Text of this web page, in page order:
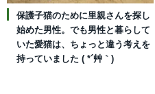
保護子猫のために里親さんを探し
始めた男性。でも男性と暮らして
いた愛猫は、ちょっと違う考えを
持っていました ( *´艸｀)